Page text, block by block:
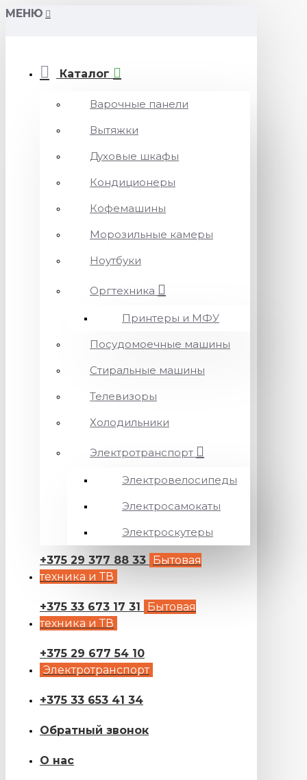
МЕНЮ
Каталог
Варочные панели
Вытяжки
Духовые шкафы
Кондиционеры
Кофемашины
Морозильные камеры
Ноутбуки
Оргтехника
Принтеры и МФУ
Посудомоечные машины
Стиральные машины
Телевизоры
Холодильники
Электротранспорт
Электровелосипеды
Электросамокаты
Электроскутеры
+375 29 377 88 33 Бытовая
техника и ТВ
+375 33 673 17 31
Бытовая
техника и ТВ
+375 29 677 54 10
Электротранспорт
+375 33 653 41 34
Обратный звонок
О нас